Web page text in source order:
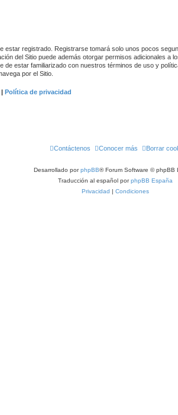
estar registrado. Registrarse tomará solo unos pocos
del Sitio puede además otorgar permisos adicionales a
de estar familiarizado con nuestros términos de uso y
por el Sitio.
| Política de privacidad
Borrar
Conocer más
Contáctenos
Desarrollado porphpBB® Forum Software © phpBB
Traducción al español porphpBB España
Privacidad | Condiciones